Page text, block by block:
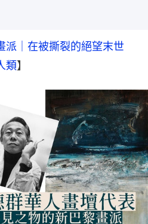
派｜在被撕裂的絕望末世
類】